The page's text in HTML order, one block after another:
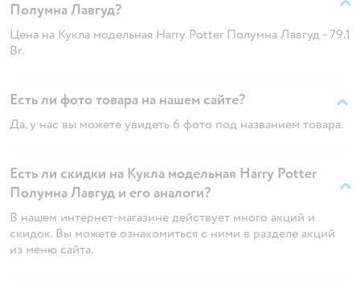
Полумна Лавгуд?
Цена на Кукла модельная Harry Potter Полумна Лавгуд - 79.1
Br.
Есть ли фото товара на нашем сайте?
Да, у нас вы можете увидеть 6 фото под названием товара.
Есть ли скидки на Кукла модельная Harry Potter
Полумна Лавгуд и его аналоги?
В нашем интернет-магазине действует много акций и
скидок. Вы можете ознакомиться с ними в разделе акций
из меню сайта.